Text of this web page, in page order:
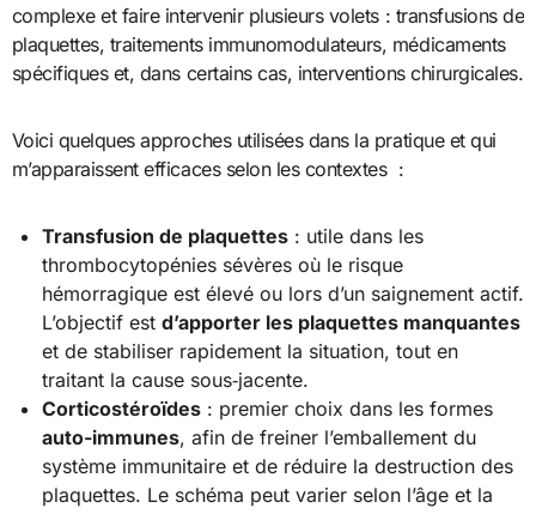
complexe et faire intervenir plusieurs volets : transfusions de
plaquettes, traitements immunomodulateurs, médicaments
spécifiques et, dans certains cas, interventions chirurgicales.
Voici quelques approches utilisées dans la pratique et qui
m’apparaissent efficaces selon les contextes :
Transfusion de plaquettes : utile dans les
thrombocytopénies sévères où le risque
hémorragique est élevé ou lors d’un saignement actif.
L’objectif estd’apporter les plaquettes manquantes
et de stabiliser rapidement la situation, tout en
traitant la cause sous‑jacente.
Corticostéroïdes : premier choix dans les formes
auto-immunes, afin de freiner l’emballement du
système immunitaire et de réduire la destruction des
plaquettes. Le schéma peut varier selon l’âge et la